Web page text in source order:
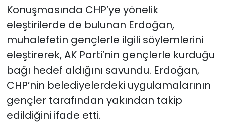
Konuşmasında CHP’ye yönelik
eleştirilerde de bulunan Erdoğan,
muhalefetin gençlerle ilgili söylemlerini
eleştirerek, AK Parti’nin gençlerle kurduğu
bağı hedef aldığını savundu. Erdoğan,
CHP’nin belediyelerdeki uygulamalarının
gençler tarafından yakından takip
edildiğini ifade etti.